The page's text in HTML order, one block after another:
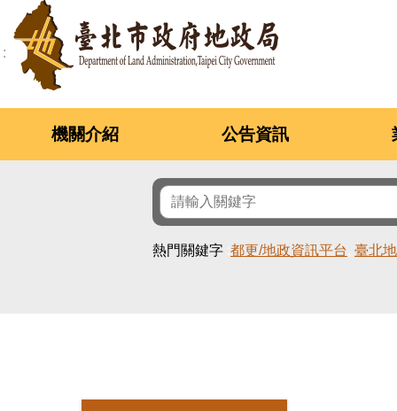
跳到主要內容區塊
機關介紹 公告資訊
熱門關鍵字 都更/地政資訊平台 臺北